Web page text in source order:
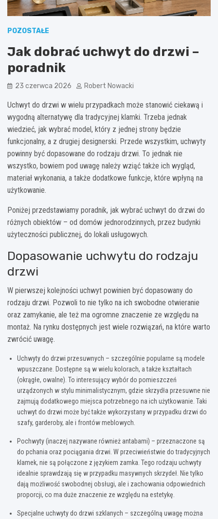
POZOSTAŁE
Jak dobrać uchwyt do drzwi –
poradnik
23 czerwca 2026 Robert Nowacki
Uchwyt do drzwi w wielu przypadkach może stanowić ciekawą i
wygodną alternatywę dla tradycyjnej klamki. Trzeba jednak
wiedzieć, jak wybrać model, który z jednej strony będzie
funkcjonalny, a z drugiej designerski. Przede wszystkim, uchwyty
powinny być dopasowane do rodzaju drzwi. To jednak nie
wszystko, bowiem pod uwagę należy wziąć także ich wygląd,
materiał wykonania, a także dodatkowe funkcje, które wpłyną na
użytkowanie.
Poniżej przedstawiamy poradnik, jak wybrać uchwyt do drzwi do
różnych obiektów – od domów jednorodzinnych, przez budynki
użyteczności publicznej, do lokali usługowych.
Dopasowanie uchwytu do rodzaju
drzwi
W pierwszej kolejności uchwyt powinien być dopasowany do
rodzaju drzwi. Pozwoli to nie tylko na ich swobodne otwieranie
oraz zamykanie, ale też ma ogromne znaczenie ze względu na
montaż. Na rynku dostępnych jest wiele rozwiązań, na które warto
zwrócić uwagę.
Uchwyty do drzwi przesuwnych – szczególnie popularne są modele
wpuszczane. Dostępne są w wielu kolorach, a także kształtach
(okrągłe, owalne). To interesujący wybór do pomieszczeń
urządzonych w stylu minimalistycznym, gdzie skrzydła przesuwne nie
zajmują dodatkowego miejsca potrzebnego na ich użytkowanie. Taki
uchwyt do drzwi może być także wykorzystany w przypadku drzwi do
szafy, garderoby, ale i frontów meblowych.
Pochwyty (inaczej nazywane również antabami) – przeznaczone są
do pchania oraz pociągania drzwi. W przeciwieństwie do tradycyjnych
klamek, nie są połączone z językiem zamka. Tego rodzaju uchwyty
idealnie sprawdzają się w przypadku masywnych skrzydeł. Nie tylko
dają możliwość swobodnej obsługi, ale i zachowania odpowiednich
proporcji, co ma duże znaczenie ze względu na estetykę.
Specjalne uchwyty do drzwi szklanych – szczególną uwagę można